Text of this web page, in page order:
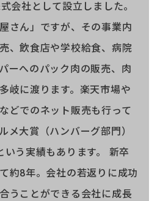
会社として設立しました。
さん」ですが、その事業内
、飲食店や学校給食、病院
ーへのパック肉の販売、肉
岐に渡ります。楽天市場や
どでのネット販売も行って
メ大賞（ハンバーグ部門）
いう実績もあります。 新卒
約8年。会社の若返りに成功
うことができる会社に成長